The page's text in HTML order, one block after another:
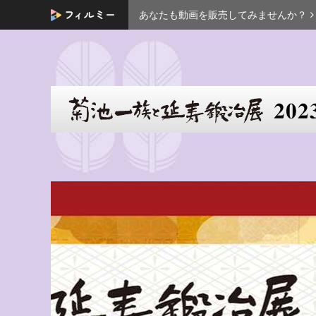
あなたも動画を販売してみませんか？